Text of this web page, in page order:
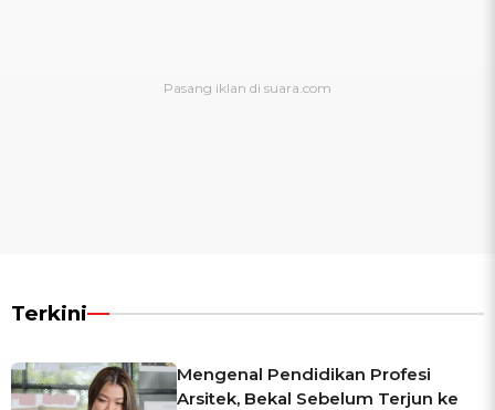
Terkini
Mengenal Pendidikan Profesi
Arsitek, Bekal Sebelum Terjun ke